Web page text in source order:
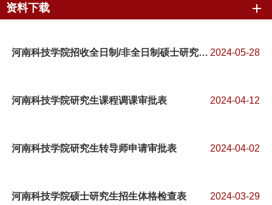
资料下载
2024-05-28
河南科技学院招收全日制/非全日制硕士研究生定向培养协议书
2024-04-12
河南科技学院研究生课程调课审批表
2024-04-02
河南科技学院研究生转导师申请审批表
2024-03-29
河南科技学院硕士研究生招生体格检查表